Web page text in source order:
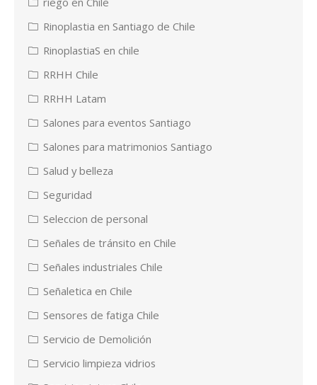
Rinoplastia en Santiago de Chile
RinoplastiaS en chile
RRHH Chile
RRHH Latam
Salones para eventos Santiago
Salones para matrimonios Santiago
Salud y belleza
Seguridad
Seleccion de personal
Señales de tránsito en Chile
Señales industriales Chile
Señaletica en Chile
Sensores de fatiga Chile
Servicio de Demolición
Servicio limpieza vidrios